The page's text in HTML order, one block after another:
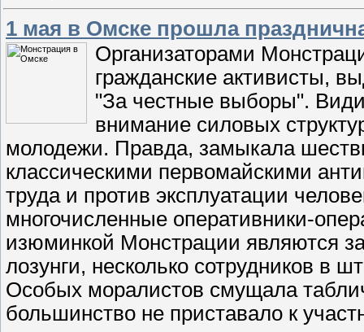
1 мая в Омске прошла
Организаторами
гражданские активисты,
"За честные выборы".
внимание силовых
молодежи. Правда, замыкала
классическими первомайскими
труда и против эксплуатации
многочисленные оперативники-
изюминкой Монстрации являются
лозунги, несколько сотрудников в
Особых моралистов смущала
большинство не приставало к